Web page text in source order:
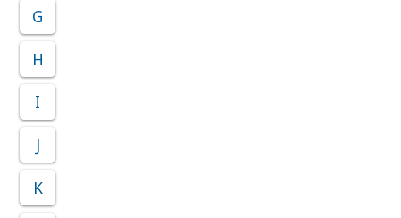
G
H
I
J
K